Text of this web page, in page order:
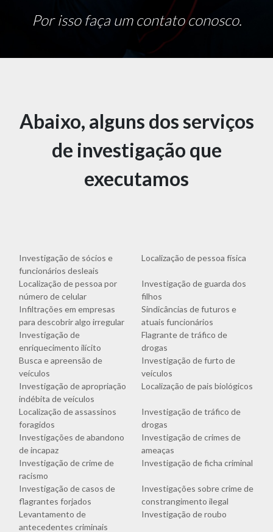
Por isso faça um contato conosco.
Abaixo, alguns dos serviços
de investigação que
executamos
Investigação de sócios e
funcionários desleais
Localização de pessoa física
Localização de pessoa por
número de celular
Investigação de guarda dos
filhos
Infiltrações em empresas
para descobrir algo irregular
Sindicâncias de futuros e
atuais funcionários
Investigação de
enriquecimento ilícito
Flagrante de tráfico de
drogas
Busca e apreensão de
veículos
Investigação de furto de
veículos
Investigação de apropriação
indébita de veículos
Localização de pais biológicos
Localização de assassinos
foragidos
Investigação de tráfico de
drogas
Investigações de abandono
de incapaz
Investigação de crimes de
ameaças
Investigação de crime de
racismo
Investigação de ficha criminal
Investigação de casos de
flagrantes forjados
Investigações sobre crime de
constrangimento ilegal
Levantamento de
antecedentes criminais
Investigação de roubo